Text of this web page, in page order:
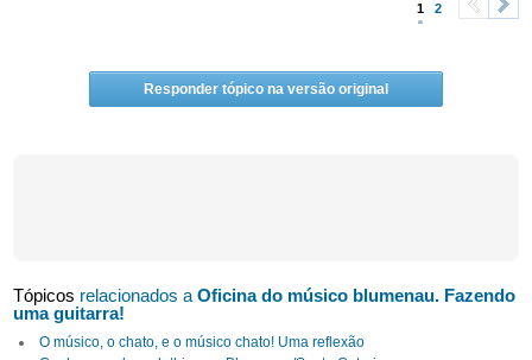
1 2
Responder tópico na versão original
Tópicos relacionados aOficina do músico blumenau. Fazendo
uma guitarra!
O músico, o chato, e o músico chato! Uma reflexão